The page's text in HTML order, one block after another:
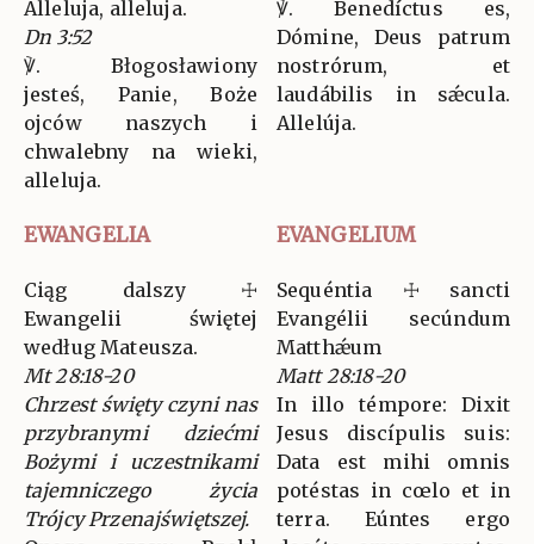
Alleluja, alleluja.
Dn 3:52
℣. Błogosławiony
jesteś, Panie, Boże
ojców naszych i
chwalebny na wieki,
alleluja.
℣. Benedíctus es,
Dómine, Deus patrum
nostrórum, et
laudábilis in sǽcula.
Allelúja.
EWANGELIA EVANGELIUM
Ciąg dalszy ☩
Ewangelii świętej
według Mateusza.
Mt 28:18-20
Chrzest święty czyni nas
przybranymi dziećmi
Bożymi i uczestnikami
tajemniczego życia
Trójcy Przenajświętszej.
Sequéntia ☩ sancti
Evangélii secúndum
Matthǽum
Matt 28:18-20
In illo témpore: Dixit
Jesus discípulis suis:
Data est mihi omnis
potéstas in cœlo et in
terra. Eúntes ergo